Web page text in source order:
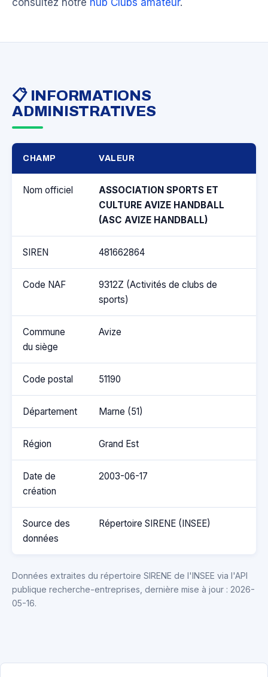
consultez notre hub Clubs amateur.
📋 INFORMATIONS
ADMINISTRATIVES
CHAMP VALEUR
Nom officiel
ASSOCIATION SPORTS ET
CULTURE AVIZE HANDBALL
(ASC AVIZE HANDBALL)
SIREN 481662864
Code NAF
9312Z (Activités de clubs de
sports)
Commune
du siège
Avize
Code postal 51190
Département Marne (51)
Région Grand Est
Date de
création
2003-06-17
Source des
données
Répertoire SIRENE (INSEE)
Données extraites du répertoire SIRENE de l'INSEE via l'API
publique recherche-entreprises, dernière mise à jour : 2026-
05-16.